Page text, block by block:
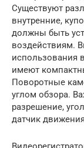
Существуют
внутренние,
должны быть
воздействиям.
использования
имеют
Поворотные
углом обзора.
разрешение,
датчик